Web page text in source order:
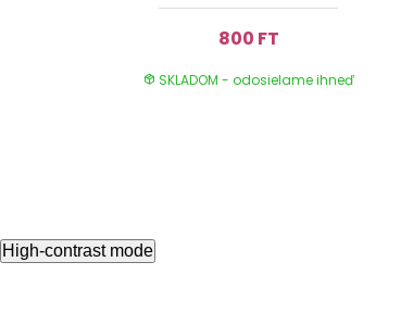
800 FT
SKLADOM - odosielame ihneď
High-contrast mode